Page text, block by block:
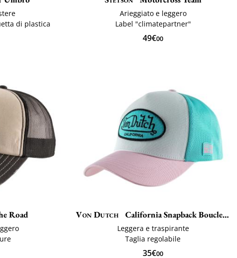
di plastica
Arieggiato e leggero
Label "climatepartner"
49€00
Road Von Dutch California Snapback Boucle Lof
Leggera e traspirante
Taglia regolabile
35€00